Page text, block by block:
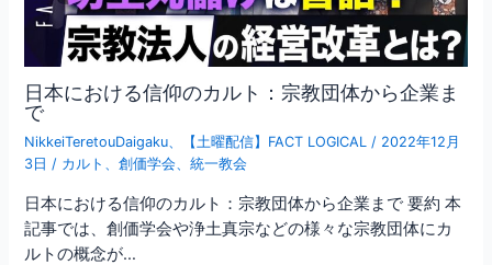
日本における信仰のカルト：宗教団体から企業ま
で
NikkeiTeretouDaigaku、 【土曜配信】FACT LOGICAL / 2022年12月
3日 / カルト 、創価学会、統一教会
日本における信仰のカルト：宗教団体から企業まで 要約 本
記事では、創価学会や浄土真宗などの様々な宗教団体にカ
ルトの概念が…